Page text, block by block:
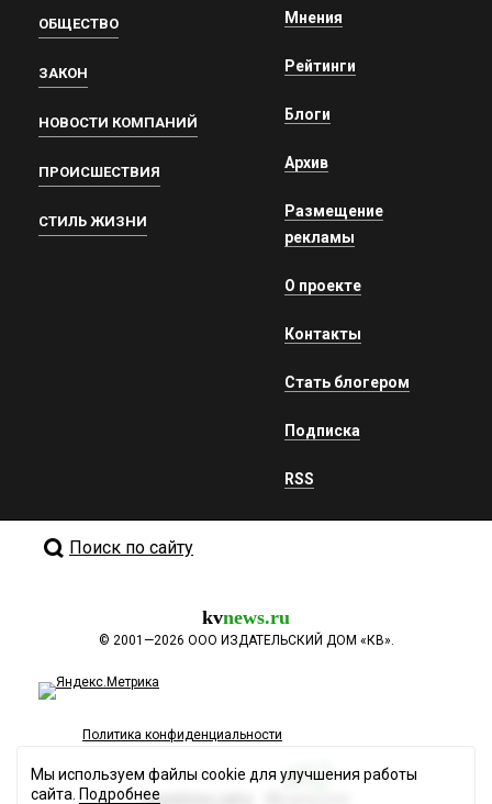
ОБЩЕСТВО
ЗАКОН
НОВОСТИ КОМПАНИЙ
ПРОИСШЕСТВИЯ
СТИЛЬ ЖИЗНИ
Мнения
Рейтинги
Блоги
Архив
Размещение
рекламы
О проекте
Контакты
Стать блогером
Подписка
RSS
Поиск по сайту
kvnews.ru
© 2001—2026 ООО ИЗДАТЕЛЬСКИЙ ДОМ «КВ».
Политика конфиденциальности
Разработка сайта
Мы используем файлы cookie для улучшения работы
сайта. Подробнее